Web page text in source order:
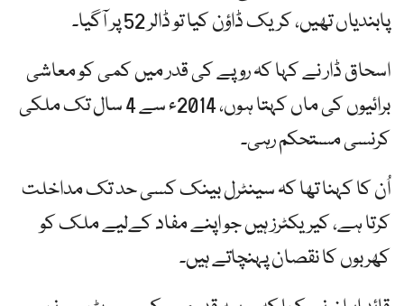
پابندیاں تھیں، کریک ڈاؤن کیا تو ڈالر 52 پر آگیا۔
اسحاق ڈار نے کہا کہ روپے کی قدر میں کمی کو معاشی
برائیوں کی ماں کہتا ہوں، 2014ء سے 4 سال تک ملکی
کرنسی مستحکم رہی۔
اُن کا کہنا تھا کہ سینٹرل بینک کسی حد تک مداخلت
کرتا ہے، کیریکٹرز ہیں جو اپنے مفاد کےلیے ملک کو
کھربوں کا نقصان پہنچاتے ہیں۔